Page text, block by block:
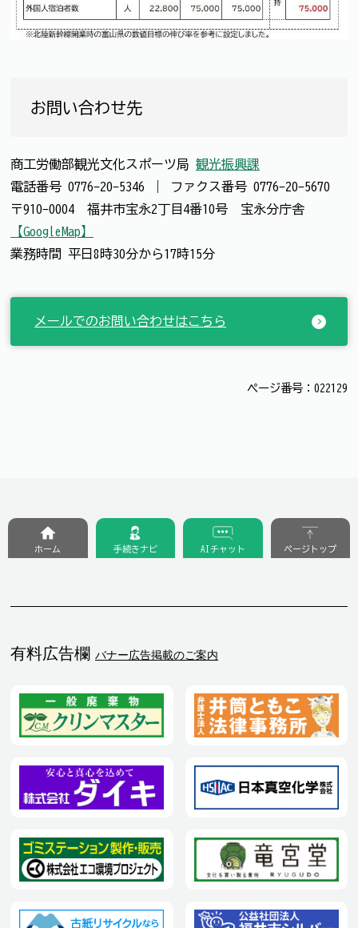
お問い合わせ先
商工労働部観光文化スポーツ局 観光振興課
電話番号 0776-20-5346 ファクス番号 0776-20-5670
〒910-0004 福井市宝永2丁目4番10号 宝永分庁舎
【GoogleMap】
業務時間 平日8時30分から17時15分
メールでのお問い合わせはこちら
ページ番号：022129
有料広告欄 バナー広告掲載のご案内
ホーム 手続きナビ AIチャット ページトップ